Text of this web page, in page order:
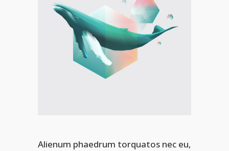
Alienum phaedrum torquatos nec eu,